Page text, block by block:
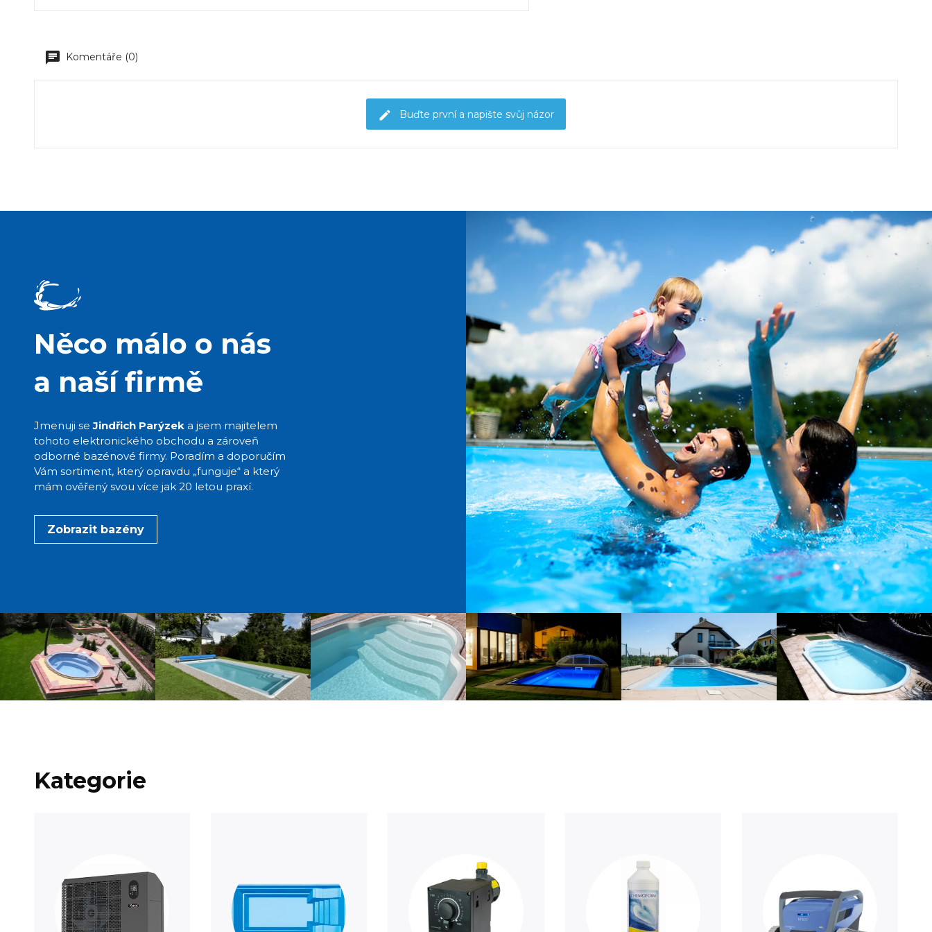
Komentáře (0)
Buďte první a napište svůj názor
Něco málo o nás
a naší firmě
Jmenuji seJindřich Parýzeka jsem majitelem
tohoto elektronického obchodu a zároveň
odborné bazénové firmy. Poradím a doporučím
Vám sortiment, který opravdu „funguje“ a který
mám ověřený svou více jak 20 letou praxí.
Zobrazit bazény
Kategorie